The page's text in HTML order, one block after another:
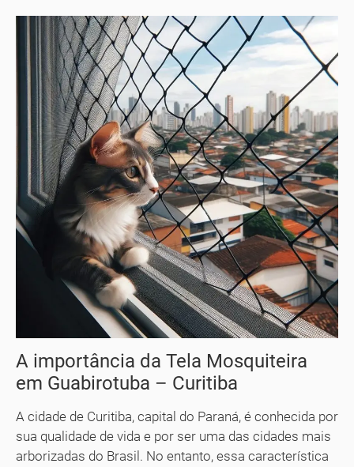
A importância da Tela Mosquiteira
em Guabirotuba – Curitiba
A cidade de Curitiba, capital do Paraná, é conhecida por
sua qualidade de vida e por ser uma das cidades mais
arborizadas do Brasil. No entanto, essa característica